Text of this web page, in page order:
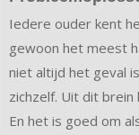
Iedere ouder kent
gewoon het meest
niet altijd het geval
zichzelf. Uit dit brein
En het is goed om